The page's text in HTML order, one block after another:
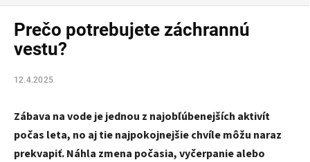
Prečo potrebujete záchrannú
vestu?
12.4.2025
Zábava na vode je jednou z najobľúbenejších aktivít
počas leta, no aj tie najpokojnejšie chvíle môžu naraz
prekvapiť. Náhla zmena počasia, vyčerpanie alebo